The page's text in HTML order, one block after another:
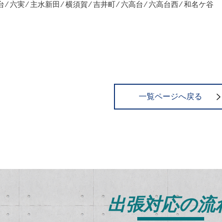
⁄ 六実 ⁄ 主水新田 ⁄ 横須賀 ⁄ 吉井町 ⁄ 六高台 ⁄ 六高台西 ⁄ 和名ケ谷
一覧ページへ戻る
出張対応の流